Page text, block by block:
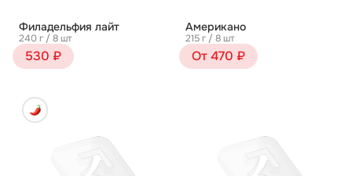
Филадельфия лайт
240 г / 8 шт
530 ₽
Американо
215 г / 8 шт
От 470 ₽